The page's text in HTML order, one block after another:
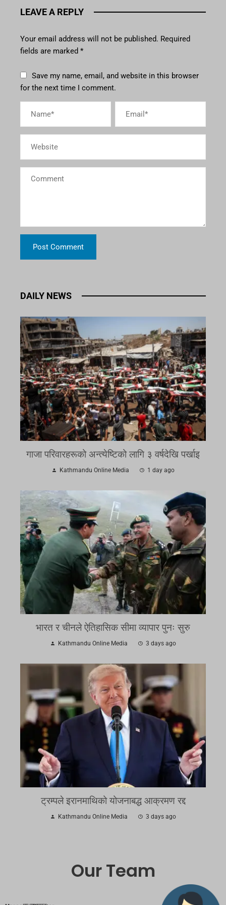
LEAVE A REPLY
Your email address will not be published. Required
fields are marked *
Save my name, email, and website in this browser
for the next time I comment.
DAILY NEWS
गाजा परिवारहरूको अन्त्येष्टिको लागि ३ वर्षदेखि पर्खाइ
Kathmandu Online Media 1 day ago
भारत र चीनले ऐतिहासिक सीमा व्यापार पुनः सुरु
Kathmandu Online Media 3 days ago
ट्रम्पले इरानमाथिको योजनाबद्ध आक्रमण रद्द
Kathmandu Online Media 3 days ago
Our Team